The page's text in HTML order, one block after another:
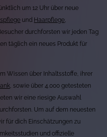
um 12 Uhr über neue
und Haarpflege,
durchforsten wir jeden Tag
täglich ein neues Produkt für
Wissen über Inhaltsstoffe, ihrer
, sowie über 4.000 getesteten
wir eine riesige Auswahl
Um auf dem neuesten
für dich Einschätzungen zu
und offizielle